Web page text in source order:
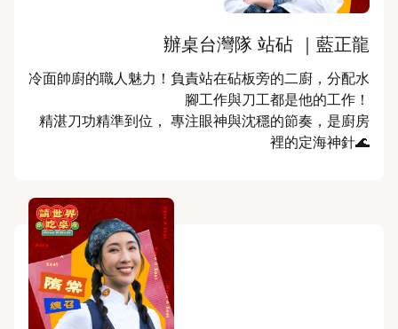
辦桌台灣隊 站砧 ｜藍正龍
冷面帥廚的職人魅力！負責站在砧板旁的二廚，分配水
腳工作與刀工都是他的工作！
精湛刀功精準到位， 專注眼神與沈穩的節奏，是廚房
裡的定海神針🌊